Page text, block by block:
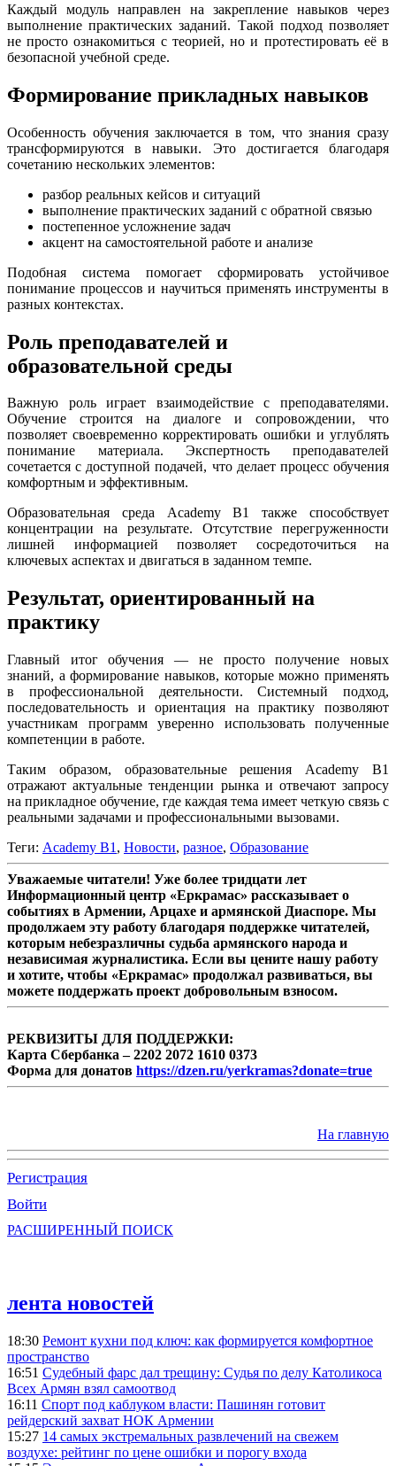
Каждый модуль направлен на закрепление навыков через
выполнение практических заданий. Такой подход позволяет
не просто ознакомиться с теорией, но и протестировать её в
безопасной учебной среде.
Формирование прикладных навыков
Особенность обучения заключается в том, что знания сразу
трансформируются в навыки. Это достигается благодаря
сочетанию нескольких элементов:
разбор реальных кейсов и ситуаций
выполнение практических заданий с обратной связью
постепенное усложнение задач
акцент на самостоятельной работе и анализе
Подобная система помогает сформировать устойчивое
понимание процессов и научиться применять инструменты в
разных контекстах.
Роль преподавателей и
образовательной среды
Важную роль играет взаимодействие с преподавателями.
Обучение строится на диалоге и сопровождении, что
позволяет своевременно корректировать ошибки и углублять
понимание материала. Экспертность преподавателей
сочетается с доступной подачей, что делает процесс обучения
комфортным и эффективным.
Образовательная среда Academy B1 также способствует
концентрации на результате. Отсутствие перегруженности
лишней информацией позволяет сосредоточиться на
ключевых аспектах и двигаться в заданном темпе.
Результат, ориентированный на
практику
Главный итог обучения — не просто получение новых
знаний, а формирование навыков, которые можно применять
в профессиональной деятельности. Системный подход,
последовательность и ориентация на практику позволяют
участникам программ уверенно использовать полученные
компетенции в работе.
Таким образом, образовательные решения Academy B1
отражают актуальные тенденции рынка и отвечают запросу
на прикладное обучение, где каждая тема имеет четкую связь с
реальными задачами и профессиональными вызовами.
Теги: Academy B1 , Новости, разное, Образование
Уважаемые читатели! Уже более тридцати лет
Информационный центр «Еркрамас» рассказывает о
событиях в Армении, Арцахе и армянской Диаспоре. Мы
продолжаем эту работу благодаря поддержке читателей,
которым небезразличны судьба армянского народа и
независимая журналистика. Если вы цените нашу работу
и хотите, чтобы «Еркрамас» продолжал развиваться, вы
можете поддержать проект добровольным взносом.
РЕКВИЗИТЫ ДЛЯ ПОДДЕРЖКИ:
Карта Сбербанка – 2202 2072 1610 0373
Форма для донатов https://dzen.ru/yerkramas?donate=true
На главную
Регистрация
Войти
РАСШИРЕННЫЙ ПОИСК
лента новостей
18:30 Ремонт кухни под ключ: как формируется комфортное
пространство
16:51 Судебный фарс дал трещину: Судья по делу Католикоса
Всех Армян взял самоотвод
16:11 Спорт под каблуком власти: Пашинян готовит
рейдерский захват НОК Армении
15:27 14 самых экстремальных развлечений на свежем
воздухе: рейтинг по цене ошибки и порогу входа